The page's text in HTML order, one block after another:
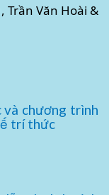
Trần Văn Hoài &
chương trình
trí thức